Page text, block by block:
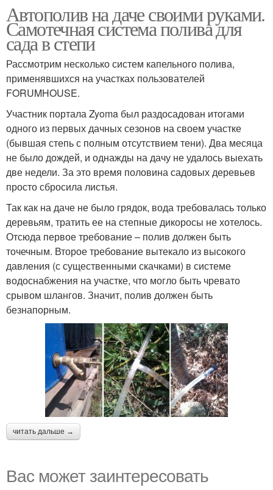
Автополив на даче своими руками.
Самотечная система полива для
сада в степи
Рассмотрим несколько систем капельного полива,
применявшихся на участках пользователей
FORUMHOUSE.
Участник портала Zyoma был раздосадован итогами
одного из первых дачных сезонов на своем участке
(бывшая степь с полным отсутствием тени). Два месяца
не было дождей, и однажды на дачу не удалось выехать
две недели. За это время половина садовых деревьев
просто сбросила листья.
Так как на даче не было грядок, вода требовалась только
деревьям, тратить ее на степные дикоросы не хотелось.
Отсюда первое требование – полив должен быть
точечным. Второе требование вытекало из высокого
давления (с существенными скачками) в системе
водоснабжения на участке, что могло быть чревато
срывом шлангов. Значит, полив должен быть
безнапорным.
читать дальше →
Вас может заинтересовать